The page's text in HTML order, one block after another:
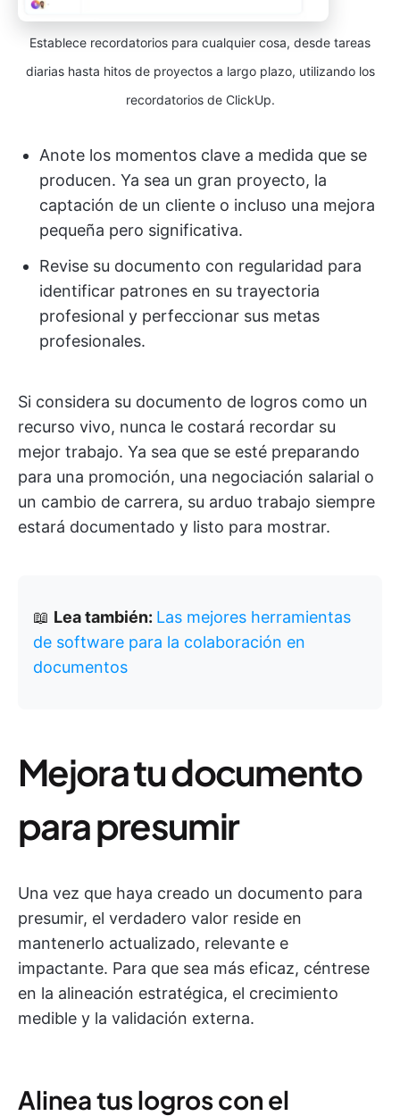
Establece recordatorios para cualquier cosa, desde tareas
diarias hasta hitos de proyectos a largo plazo, utilizando los
recordatorios de ClickUp.
Anote los momentos clave a medida que se
producen. Ya sea un gran proyecto, la
captación de un cliente o incluso una mejora
pequeña pero significativa.
Revise su documento con regularidad para
identificar patrones en su trayectoria
profesional y perfeccionar sus metas
profesionales.
Si considera su documento de logros como un
recurso vivo, nunca le costará recordar su
mejor trabajo. Ya sea que se esté preparando
para una promoción, una negociación salarial o
un cambio de carrera, su arduo trabajo siempre
estará documentado y listo para mostrar.
📖 Lea también: Las mejores herramientas
de software para la colaboración en
documentos
Mejora tu documento
para presumir
Una vez que haya creado un documento para
presumir, el verdadero valor reside en
mantenerlo actualizado, relevante e
impactante. Para que sea más eficaz, céntrese
en la alineación estratégica, el crecimiento
medible y la validación externa.
Alinea tus logros con el